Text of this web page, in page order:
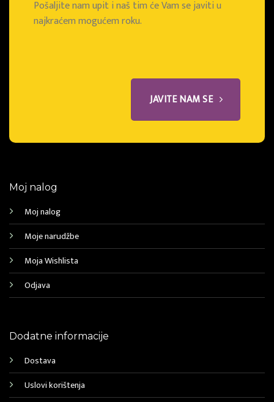
Pošaljite nam upit i naš tim će Vam se javiti u
najkraćem mogućem roku.
JAVITE NAM SE
Moj nalog
Moj nalog
Moje narudžbe
Moja Wishlista
Odjava
Dodatne informacije
Dostava
Uslovi korištenja